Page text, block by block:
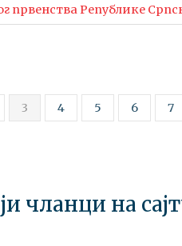
првенства Републике
3 4 5 6 7
чланци на